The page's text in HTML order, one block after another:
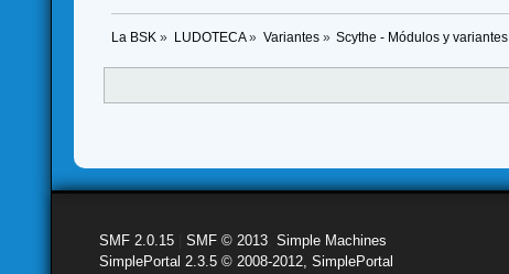
La BSK » LUDOTECA» Variantes» Scythe - Módulos y variantes
SMF 2.0.15 |SMF © 2013 ,Simple Machines
SimplePortal 2.3.5 © 2008-2012, SimplePortal